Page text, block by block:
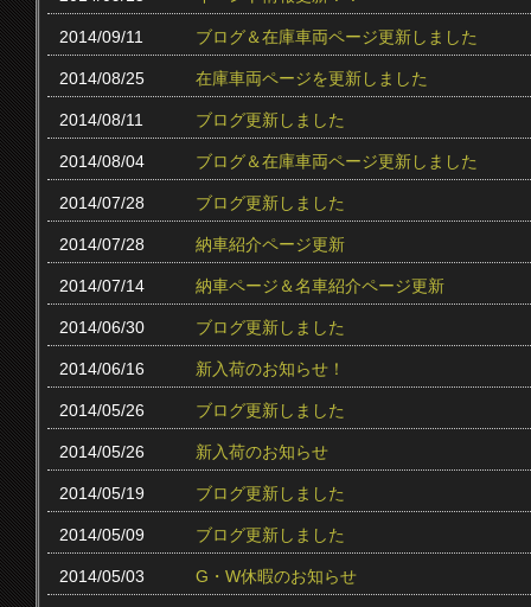
2014/09/11 ブログ＆在庫車両ページ更新しました
2014/08/25 在庫車両ページを更新しました
2014/08/11 ブログ更新しました
2014/08/04 ブログ＆在庫車両ページ更新しました
2014/07/28 ブログ更新しました
2014/07/28 納車紹介ページ更新
2014/07/14 納車ページ＆名車紹介ページ更新
2014/06/30 ブログ更新しました
2014/06/16 新入荷のお知らせ！
2014/05/26 ブログ更新しました
2014/05/26 新入荷のお知らせ
2014/05/19 ブログ更新しました
2014/05/09 ブログ更新しました
2014/05/03 G・W休暇のお知らせ